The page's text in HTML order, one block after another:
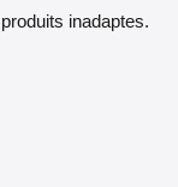
inadaptes.